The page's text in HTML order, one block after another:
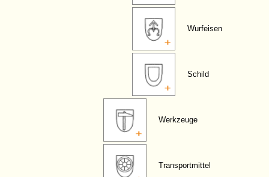
Wurfeisen
Schild
Werkzeuge
Transportmittel